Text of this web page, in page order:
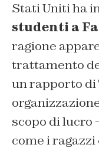
Stati Uniti ha
studenti a
ragione
trattamento
un rapporto di
scopo di lucro
come i